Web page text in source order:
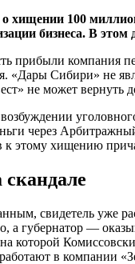
хищении 100
бизнеса. В
прибыли компания
«Дары Сибири» не
не может вернуть
через
к этому хищению
свидетель уже
а губернатор —
на которой
в компании